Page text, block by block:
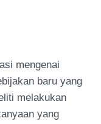
mengenai
baru yang
melakukan
yang